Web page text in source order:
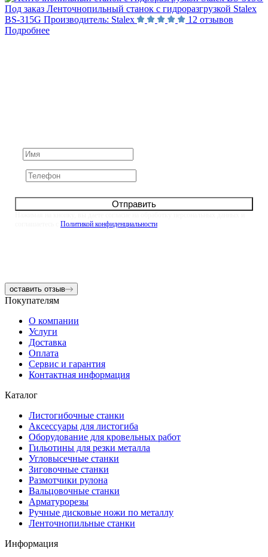
Под заказ Ленточнопильный станок с гидроразгрузкой Stalex
BS-315G Производитель: Stalex
12 отзывов
Подробнее
Политикой конфиденциальности
Отправить
оставить отзыв
Покупателям
О компании
Услуги
Доставка
Оплата
Сервис и гарантия
Контактная информация
Каталог
Листогибочные станки
Аксессуары для листогиба
Оборудование для кровельных работ
Гильотины для резки металла
Угловысечные станки
Зиговочные станки
Размотчики рулона
Вальцовочные станки
Арматурорезы
Ручные дисковые ножи по металлу
Ленточнопильные станки
Информация